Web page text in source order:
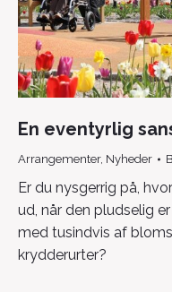
En eventyrlig
Arrangementer, Nyheder
Er du nysgerrig på,
ud, når den pludselig
med tusindvis af
krydderurter?